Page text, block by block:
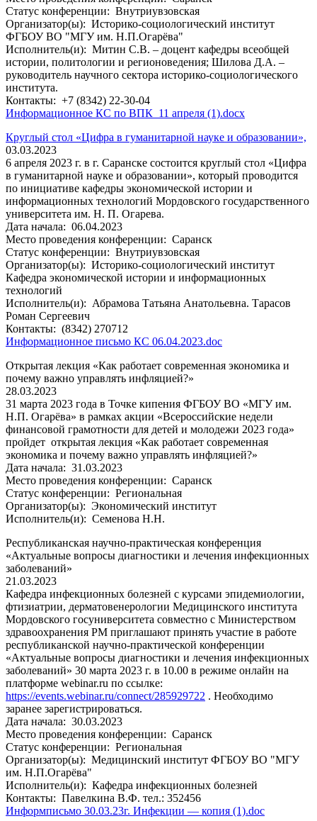
Статус конференции: Внутриувзовская
Организатор(ы): Историко-социологический институт
ФГБОУ ВО "МГУ им. Н.П.Огарёва"
Исполнитель(и): Митин С.В. – доцент кафедры всеобщей
истории, политологии и регионоведения; Шилова Д.А. –
руководитель научного сектора историко-социологического
института.
Контакты: +7 (8342) 22-30-04
Информационное КС по ВПК_11 апреля (1).docx
Круглый стол «Цифра в гуманитарной науке и образовании»,
03.03.2023
6 апреля 2023 г. в г. Саранске состоится круглый стол «Цифра
в гуманитарной науке и образовании», который проводится
по инициативе кафедры экономической истории и
информационных технологий Мордовского государственного
университета им. Н. П. Огарева.
Дата начала: 06.04.2023
Место проведения конференции: Саранск
Статус конференции: Внутриувзовская
Организатор(ы): Историко-социологический институт
Кафедра экономической истории и информационных
технологий
Исполнитель(и): Абрамова Татьяна Анатольевна. Тарасов
Роман Сергеевич
Контакты: (8342) 270712
Информационное письмо КС 06.04.2023.doc
Открытая лекция «Как работает современная экономика и
почему важно управлять инфляцией?»
28.03.2023
31 марта 2023 года в Точке кипения ФГБОУ ВО «МГУ им.
Н.П. Огарёва» в рамках акции «Всероссийские недели
финансовой грамотности для детей и молодежи 2023 года»
пройдет открытая лекция «Как работает современная
экономика и почему важно управлять инфляцией?»
Дата начала: 31.03.2023
Место проведения конференции: Саранск
Статус конференции: Региональная
Организатор(ы): Экономический институт
Исполнитель(и): Семенова Н.Н.
Республиканская научно-практическая конференция
«Актуальные вопросы диагностики и лечения инфекционных
заболеваний»
21.03.2023
Кафедра инфекционных болезней с курсами эпидемиологии,
фтизиатрии, дерматовенерологии Медицинского института
Мордовского госуниверситета совместно с Министерством
здравоохранения РМ приглашают принять участие в работе
республиканской научно-практической конференции
«Актуальные вопросы диагностики и лечения инфекционных
заболеваний» 30 марта 2023 г. в 10.00 в режиме онлайн на
платформе webinar.ru по ссылке:
https://events.webinar.ru/connect/285929722 . Необходимо
заранее зарегистрироваться.
Дата начала: 30.03.2023
Место проведения конференции: Саранск
Статус конференции: Региональная
Организатор(ы): Медицинский институт ФГБОУ ВО "МГУ
им. Н.П.Огарёва"
Исполнитель(и): Кафедра инфекционных болезней
Контакты: Павелкина В.Ф. тел.: 352456
Информписьмо 30.03.23г. Инфекции — копия (1).doc